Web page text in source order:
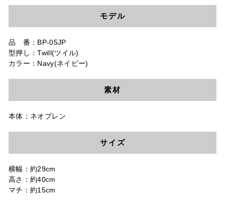
モデル
品 番：BP-05JP
型押し：Twill(ツイル)
カラー：Navy(ネイビー)
素材
本体：ネオプレン
サイズ
横幅：約29cm
高さ：約40cm
マチ：約15cm